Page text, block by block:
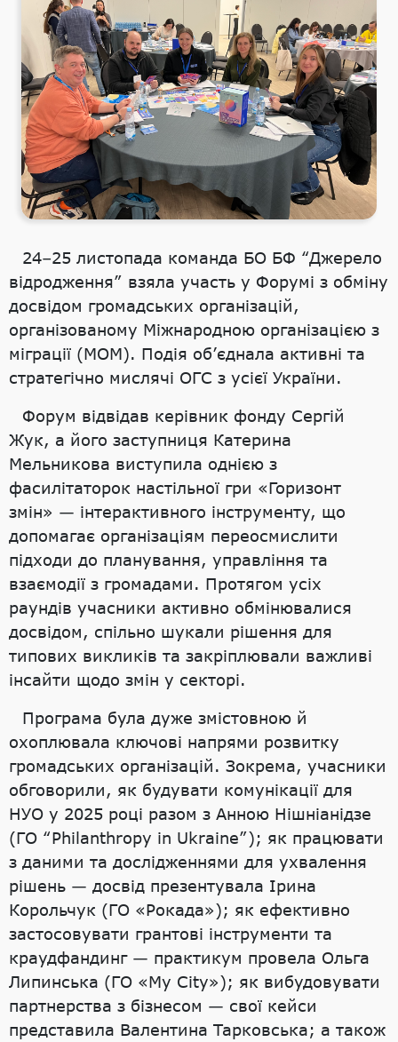
24–25 листопада команда БО БФ “Джерело
відродження” взяла участь у Форумі з обміну
досвідом громадських організацій,
організованому Міжнародною організацією з
міграції (МОМ). Подія об’єднала активні та
стратегічно мислячі ОГС з усієї України.
Форум відвідав керівник фонду Сергій
Жук, а його заступниця Катерина
Мельникова виступила однією з
фасилітаторок настільної гри «Горизонт
змін» — інтерактивного інструменту, що
допомагає організаціям переосмислити
підходи до планування, управління та
взаємодії з громадами. Протягом усіх
раундів учасники активно обмінювалися
досвідом, спільно шукали рішення для
типових викликів та закріплювали важливі
інсайти щодо змін у секторі.
Програма була дуже змістовною й
охоплювала ключові напрями розвитку
громадських організацій. Зокрема, учасники
обговорили, як будувати комунікації для
НУО у 2025 році разом з Анною Нішніанідзе
(ГО “Philanthropy in Ukraine”); як працювати
з даними та дослідженнями для ухвалення
рішень — досвід презентувала Ірина
Корольчук (ГО «Рокада»); як ефективно
застосовувати грантові інструменти та
краудфандинг — практикум провела Ольга
Липинська (ГО «My City»); як вибудовувати
партнерства з бізнесом — свої кейси
представила Валентина Тарковська; а також